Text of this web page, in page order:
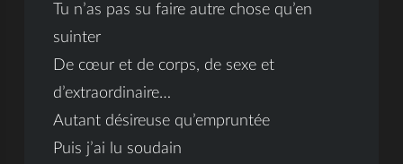
Tu n’as pas su faire autre chose qu’en
suinter
De cœur et de corps, de sexe et
d’extraordinaire…
Autant désireuse qu’empruntée
Puis j’ai lu soudain